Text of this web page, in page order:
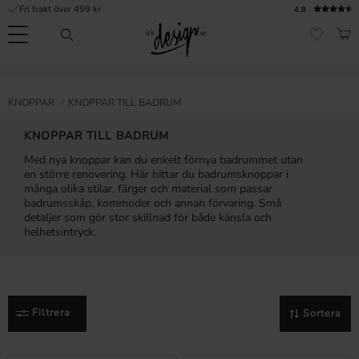
Meny
4.8
Fri frakt över 499 kr
KNOPPAR KNOPPAR TILL BADRUM
KNOPPAR TILL BADRUM
Med nya knoppar kan du enkelt förnya badrummet utan
en större renovering. Här hittar du badrumsknoppar i
många olika stilar, färger och material som passar
badrumsskåp, kommoder och annan förvaring. Små
detaljer som gör stor skillnad för både känsla och
helhetsintryck.
Filtrera Sortera
Vanliga frågor
Inspiration & Tips